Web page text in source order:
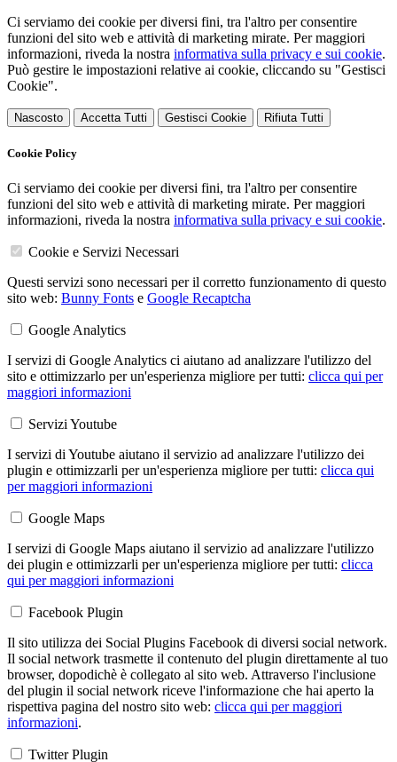
Ci serviamo dei cookie per diversi fini, tra l'altro per consentire
funzioni del sito web e attività di marketing mirate. Per maggiori
informazioni, riveda la nostra informativa sulla privacy e sui cookie.
Può gestire le impostazioni relative ai cookie, cliccando su "Gestisci
Cookie".
Nascosto Accetta Tutti Gestisci Cookie Rifiuta Tutti
Cookie Policy
Ci serviamo dei cookie per diversi fini, tra l'altro per consentire
funzioni del sito web e attività di marketing mirate. Per maggiori
informazioni, riveda la nostra informativa sulla privacy e sui cookie.
Cookie e Servizi Necessari
Questi servizi sono necessari per il corretto funzionamento di questo
sito web: Bunny Fonts e Google Recaptcha
Google Analytics
I servizi di Google Analytics ci aiutano ad analizzare l'utilizzo del
sito e ottimizzarlo per un'esperienza migliore per tutti: clicca qui per
maggiori informazioni
Servizi Youtube
I servizi di Youtube aiutano il servizio ad analizzare l'utilizzo dei
plugin e ottimizzarli per un'esperienza migliore per tutti: clicca qui
per maggiori informazioni
Google Maps
I servizi di Google Maps aiutano il servizio ad analizzare l'utilizzo
dei plugin e ottimizzarli per un'esperienza migliore per tutti: clicca
qui per maggiori informazioni
Facebook Plugin
Il sito utilizza dei Social Plugins Facebook di diversi social network.
Il social network trasmette il contenuto del plugin direttamente al tuo
browser, dopodichè è collegato al sito web. Attraverso l'inclusione
del plugin il social network riceve l'informazione che hai aperto la
rispettiva pagina del nostro sito web: clicca qui per maggiori
informazioni.
Twitter Plugin